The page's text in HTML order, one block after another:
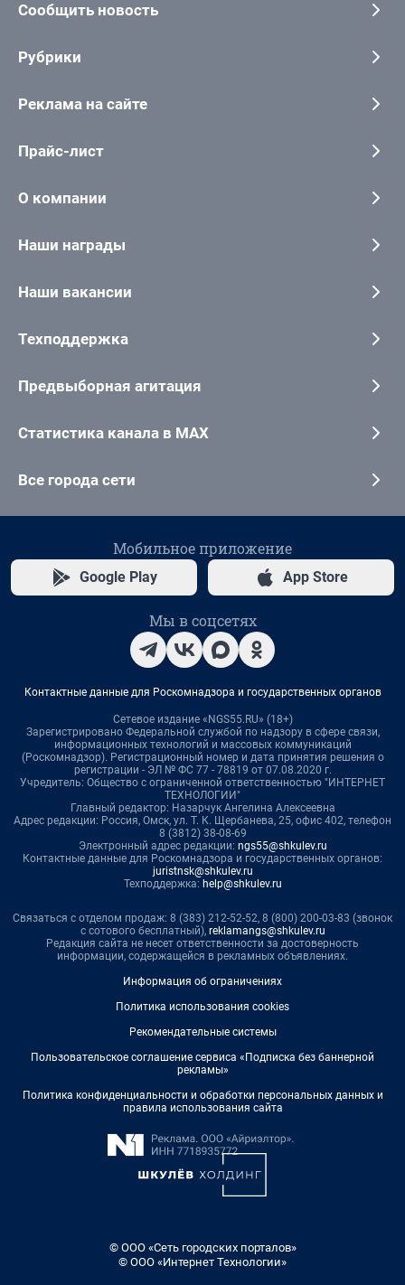
Сообщить новость
Рубрики
Реклама на сайте
Прайс-лист
О компании
Наши награды
Наши вакансии
Техподдержка
Предвыборная агитация
Статистика канала в MAX
Все города сети
Мобильное приложение
Google Play App Store
Мы в соцсетях
Контактные данные для Роскомнадзора и государственных органов
Сетевое издание «NGS55.RU» (18+)
Зарегистрировано Федеральной службой по надзору в сфере связи,
информационных технологий и массовых коммуникаций
(Роскомнадзор). Регистрационный номер и дата принятия решения о
регистрации - ЭЛ № ФС 77 - 78819 от 07.08.2020 г.
Учредитель: Общество с ограниченной ответственностью "ИНТЕРНЕТ
ТЕХНОЛОГИИ"
Главный редактор: Назарчук Ангелина Алексеевна
Адрес редакции: Россия, Омск, ул. Т. К. Щербанева, 25, офис 402, телефон
8 (3812) 38-08-69
Электронный адрес редакции: ngs55@shkulev.ru
Контактные данные для Роскомнадзора и государственных органов:
juristnsk@shkulev.ru
Техподдержка: help@shkulev.ru
Связаться с отделом продаж: 8 (383) 212-52-52, 8 (800) 200-03-83 (звонок
с сотового бесплатный), reklamangs@shkulev.ru
Редакция сайта не несет ответственности за достоверность
информации, содержащейся в рекламных объявлениях.
Информация об ограничениях
Политика использования cookies
Рекомендательные системы
Пользовательское соглашение сервиса «Подписка без баннерной
рекламы»
Политика конфиденциальности и обработки персональных данных и
правила использования сайта
© ООО «Сеть городских порталов»
© ООО «Интернет Технологии»